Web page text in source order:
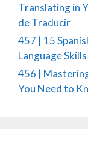
Translating in
de Traducir
457 | 15
Language
456 |
You Need to